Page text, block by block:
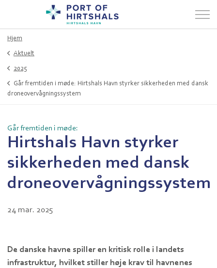
Hjem
Aktuelt
2025
Går fremtiden i møde: Hirtshals Havn styrker sikkerheden med dansk
droneovervågningssystem
Går fremtiden i møde:
Hirtshals Havn styrker
sikkerheden med dansk
droneovervågningssystem
24 mar. 2025
De danske havne spiller en kritisk rolle i landets
infrastruktur, hvilket stiller høje krav til havnenes